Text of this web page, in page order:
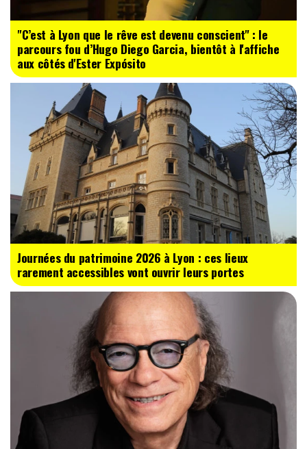
"C’est à Lyon que le rêve est devenu conscient" : le
parcours fou d’Hugo Diego Garcia, bientôt à l'affiche
aux côtés d'Ester Expósito
Journées du patrimoine 2026 à Lyon : ces lieux
rarement accessibles vont ouvrir leurs portes